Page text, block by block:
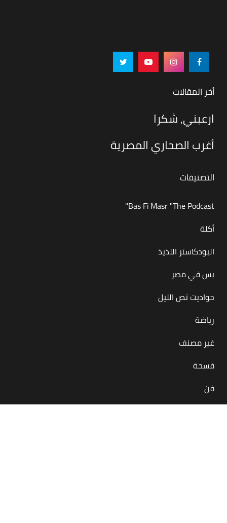
أخر المقالات
ارعبني, شكرا
أغرب الصحاري المصرية
التصنيفات
Bas Fi Masr "The Podcast"
أكلة
البودكاستر اللذيذ
بس في مصر
حواديت نص الليل
رياضة
غير مصنف
فسحة
فن